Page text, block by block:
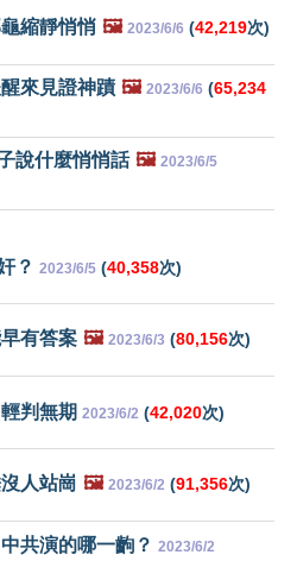
縮靜悄悄 🖼️ 2023/6/6 (42,219次)
來見證神蹟 🖼️ 2023/6/6 (65,234
說什麼悄悄話 🖼️ 2023/6/5
？ 2023/6/5 (40,358次)
有答案 🖼️ 2023/6/3 (80,156次)
判無期 2023/6/2 (42,020次)
人站崗 🖼️ 2023/6/2 (91,356次)
共演的哪一齣？ 2023/6/2